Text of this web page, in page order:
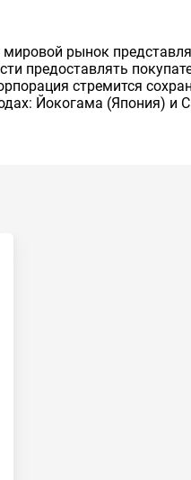
мировой рынок
предоставлять
стремится
Йокогама (Япония) и